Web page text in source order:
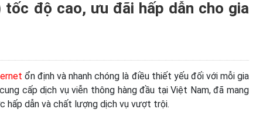
độ cao, ưu đãi hấp dẫn cho gia
ổn định và nhanh chóng là điều thiết yếu đối với mỗi gia
cấp dịch vụ viễn thông hàng đầu tại Việt Nam, đã mang
hấp dẫn và chất lượng dịch vụ vượt trội.